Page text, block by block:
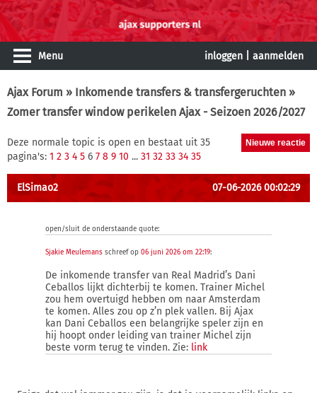
Menu inloggen aanmelden
Ajax Forum » Inkomende transfers & transfergeruchten »
Zomer transfer window perikelen Ajax - Seizoen 2026/2027
Deze normale topic is open en bestaat uit 35
pagina's: 1 2 3 4 5 6 7 8 9 10 ... 31 32 33 34 35
ElSimao2 07-06-2026 00:02:29
open/sluit de onderstaande quote:
Sjakie Meulemans schreef op 06 juni 2026 om 22:19:
De inkomende transfer van Real Madrid’s Dani
Ceballos lijkt dichterbij te komen. Trainer Michel
zou hem overtuigd hebben om naar Amsterdam
te komen. Alles zou op z’n plek vallen. Bij Ajax
kan Dani Ceballos een belangrijke speler zijn en
hij hoopt onder leiding van trainer Michel zijn
beste vorm terug te vinden. Zie: link